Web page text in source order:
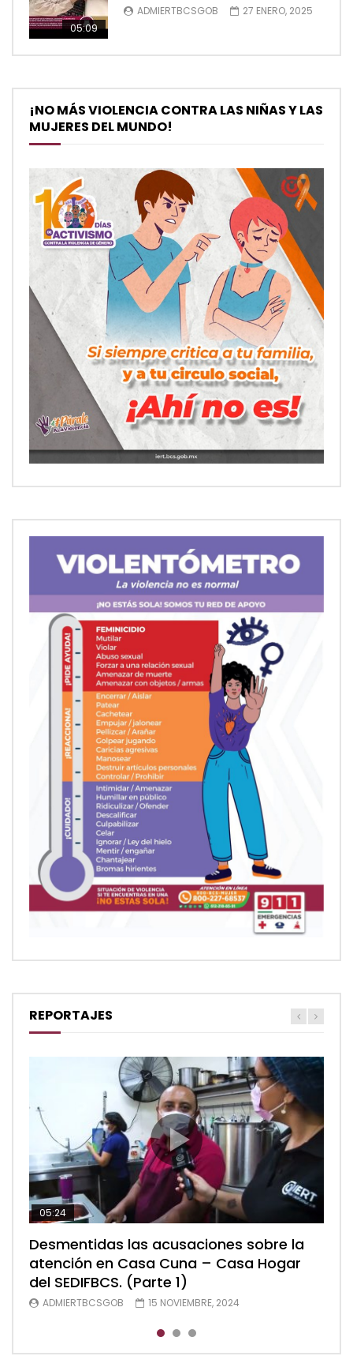
05:09
ADMIERTBCSGOB 27 ENERO, 2025
¡NO MÁS VIOLENCIA CONTRA LAS NIÑAS Y LAS
MUJERES DEL MUNDO!
REPORTAJES
05:24
Desmentidas las acusaciones sobre la
atención en Casa Cuna – Casa Hogar
del SEDIFBCS. (Parte 1)
ADMIERTBCSGOB 15 NOVIEMBRE, 2024
04:28
Desmentidas las acusaciones sobre la
atención en Casa Cuna – Casa Hogar
del SEDIFBCS. (Parte 2)
ADMIERTBCSGOB 15 NOVIEMBRE, 2024
05:48
Desmentidas las acusaciones sobre la
atención en Casa Cuna – Casa Hogar
del SEDIFBCS (Parte 3)
ADMIERTBCSGOB 15 NOVIEMBRE, 2024